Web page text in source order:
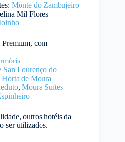
Monte do Zambujeiro
Mil Flores
Premium, com
San Lourenço do
de Moura
, Moura Suítes
outros hotéis da
ser utilizados.